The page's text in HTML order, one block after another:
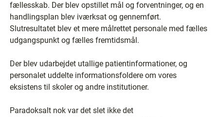
fællesskab. Der blev opstillet mål og forventninger, og en
handlingsplan blev iværksat og gennemført.
Slutresultatet blev et mere målrettet personale med fælles
udgangspunkt og fælles fremtidsmål.
Der blev udarbejdet utallige patientinformationer, og
personalet uddelte informationsfoldere om vores
eksistens til skoler og andre institutioner.
Paradoksalt nok var det slet ikke det